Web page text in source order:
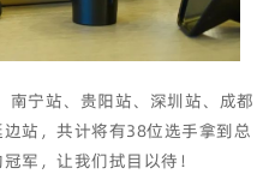
宁站、贵阳站、深圳站、成都
站，共计将有38位选手拿到总
军，让我们拭目以待！